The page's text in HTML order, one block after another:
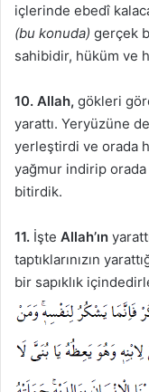
içlerinde ebedî
(bu konuda) gerçek
sahibidir, hüküm ve
10. Allah, gökleri
yarattı. Yeryüzüne
yerleştirdi ve orada
yağmur indirip
bitirdik.
11. İşte Allah’ın
taptıklarınızın
bir sapıklık